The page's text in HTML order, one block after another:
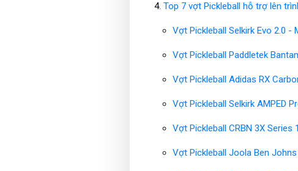
Top 7 vợt Pickleball hỗ trợ lên
Vợt Pickleball Selkirk Evo 2.0 -
Vợt Pickleball Paddletek
Vợt Pickleball Adidas RX
Vợt Pickleball Selkirk AMPED
Vợt Pickleball CRBN 3X Series
Vợt Pickleball Joola Ben